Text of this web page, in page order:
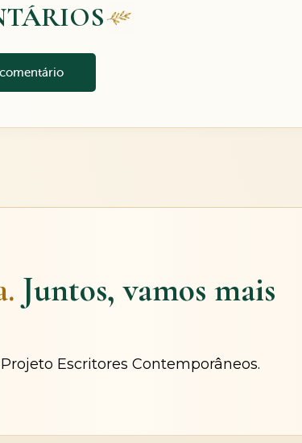
Juntos, vamos mais
Escritores Contemporâneos.